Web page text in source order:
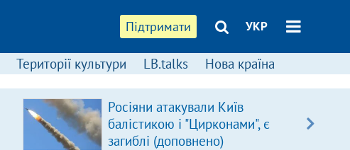
Підтримати УКР
Території культури LB.talks Нова країна
Росіяни атакували Київ
балістикою і "Цирконами", є
загиблі (доповнено)